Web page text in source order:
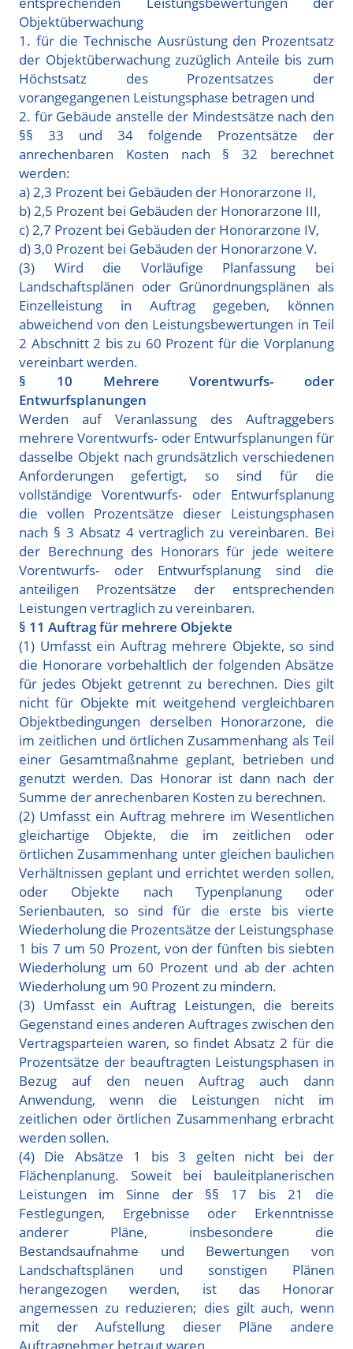
Objektüberwachung
1. für die Technische Ausrüstung den Prozentsatz
der Objektüberwachung zuzüglich Anteile bis zum
Höchstsatz des Prozentsatzes der
vorangegangenen Leistungsphase betragen und
2. für Gebäude anstelle der Mindestsätze nach den
§§ 33 und 34 folgende Prozentsätze der
anrechenbaren Kosten nach § 32 berechnet
werden:
a) 2,3 Prozent bei Gebäuden der Honorarzone II,
b) 2,5 Prozent bei Gebäuden der Honorarzone III,
c) 2,7 Prozent bei Gebäuden der Honorarzone IV,
d) 3,0 Prozent bei Gebäuden der Honorarzone V.
(3) Wird die Vorläufige Planfassung bei
Landschaftsplänen oder Grünordnungsplänen als
Einzelleistung in Auftrag gegeben, können
abweichend von den Leistungsbewertungen in Teil
2 Abschnitt 2 bis zu 60 Prozent für die Vorplanung
vereinbart werden.
§ 10 Mehrere Vorentwurfs- oder
Entwurfsplanungen
Werden auf Veranlassung des Auftraggebers
mehrere Vorentwurfs- oder Entwurfsplanungen für
dasselbe Objekt nach grundsätzlich verschiedenen
Anforderungen gefertigt, so sind für die
vollständige Vorentwurfs- oder Entwurfsplanung
die vollen Prozentsätze dieser Leistungsphasen
nach § 3 Absatz 4 vertraglich zu vereinbaren. Bei
der Berechnung des Honorars für jede weitere
Vorentwurfs- oder Entwurfsplanung sind die
anteiligen Prozentsätze der entsprechenden
Leistungen vertraglich zu vereinbaren.
§ 11 Auftrag für mehrere Objekte
(1) Umfasst ein Auftrag mehrere Objekte, so sind
die Honorare vorbehaltlich der folgenden Absätze
für jedes Objekt getrennt zu berechnen. Dies gilt
nicht für Objekte mit weitgehend vergleichbaren
Objektbedingungen derselben Honorarzone, die
im zeitlichen und örtlichen Zusammenhang als Teil
einer Gesamtmaßnahme geplant, betrieben und
genutzt werden. Das Honorar ist dann nach der
Summe der anrechenbaren Kosten zu berechnen.
(2) Umfasst ein Auftrag mehrere im Wesentlichen
gleichartige Objekte, die im zeitlichen oder
örtlichen Zusammenhang unter gleichen baulichen
Verhältnissen geplant und errichtet werden sollen,
oder Objekte nach Typenplanung oder
Serienbauten, so sind für die erste bis vierte
Wiederholung die Prozentsätze der Leistungsphase
1 bis 7 um 50 Prozent, von der fünften bis siebten
Wiederholung um 60 Prozent und ab der achten
Wiederholung um 90 Prozent zu mindern.
(3) Umfasst ein Auftrag Leistungen, die bereits
Gegenstand eines anderen Auftrages zwischen den
Vertragsparteien waren, so findet Absatz 2 für die
Prozentsätze der beauftragten Leistungsphasen in
Bezug auf den neuen Auftrag auch dann
Anwendung, wenn die Leistungen nicht im
zeitlichen oder örtlichen Zusammenhang erbracht
werden sollen.
(4) Die Absätze 1 bis 3 gelten nicht bei der
Flächenplanung. Soweit bei bauleitplanerischen
Leistungen im Sinne der §§ 17 bis 21 die
Festlegungen, Ergebnisse oder Erkenntnisse
anderer Pläne, insbesondere die
Bestandsaufnahme und Bewertungen von
Landschaftsplänen und sonstigen Plänen
herangezogen werden, ist das Honorar
angemessen zu reduzieren; dies gilt auch, wenn
mit der Aufstellung dieser Pläne andere